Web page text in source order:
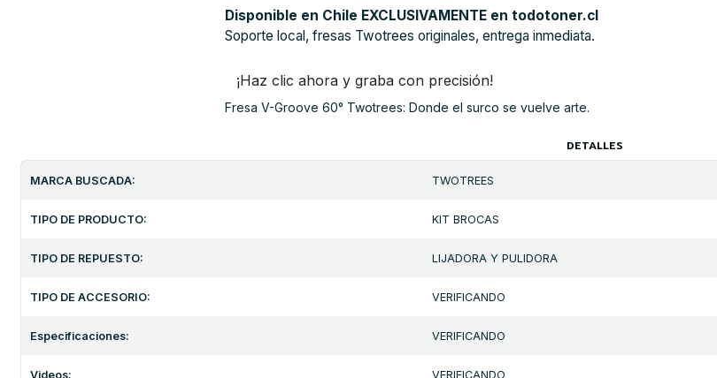
Disponible en Chile EXCLUSIVAMENTE en todotoner.cl
Soporte local, fresas Twotrees originales, entrega inmediata.
¡Haz clic ahora y graba con precisión!
Fresa V-Groove 60° Twotrees: Donde el surco se vuelve arte.
DETALLES
MARCA BUSCADA: TWOTREES
TIPO DE PRODUCTO: KIT BROCAS
TIPO DE REPUESTO: LIJADORA Y PULIDORA
TIPO DE ACCESORIO: VERIFICANDO
Especificaciones: VERIFICANDO
Videos: VERIFICANDO